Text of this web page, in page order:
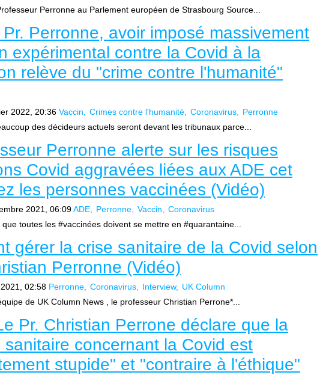
Perronne au Parlement européen de Strasbourg Source...
Perronne, avoir imposé massivement
expérimental contre la Covid à la
relève du "crime contre l'humanité"
2022, 20:36 Vaccin Crimes contre l'humanité Coronavirus
Perronne
des décideurs actuels seront devant les tribunaux parce...
Perronne alerte sur les risques
Covid aggravées liées aux ADE cet
les personnes vaccinées (Vidéo)
2021, 06:09ADE Perronne Vaccin
Coronavirus
toutes les #vaccinées doivent se mettre en #quarantaine...
gérer la crise sanitaire de la Covid selon
Perronne (Vidéo)
02:58 Perronne Coronavirus Interview
UK Column
de UK Column News , le professeur Christian Perrone*...
Pr. Christian Perrone déclare que la
sanitaire concernant la Covid est
stupide" et "contraire à l'éthique"